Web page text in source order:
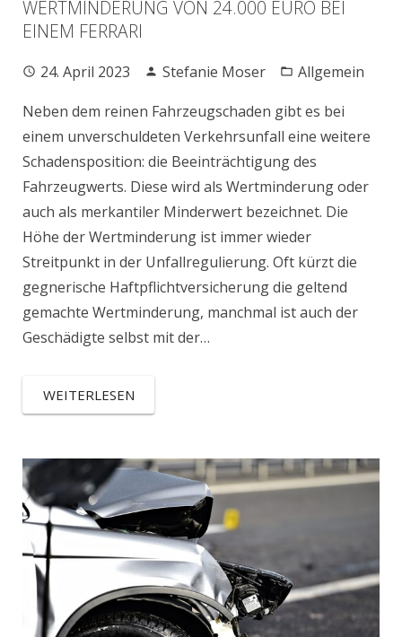
WERTMINDERUNG VON 24.000 EURO BEI
EINEM FERRARI
24. April 2023 Stefanie Moser
Allgemein
Neben dem reinen Fahrzeugschaden gibt es bei
einem unverschuldeten Verkehrsunfall eine weitere
Schadensposition: die Beeinträchtigung des
Fahrzeugwerts. Diese wird als Wertminderung oder
auch als merkantiler Minderwert bezeichnet. Die
Höhe der Wertminderung ist immer wieder
Streitpunkt in der Unfallregulierung. Oft kürzt die
gegnerische Haftpflichtversicherung die geltend
gemachte Wertminderung, manchmal ist auch der
Geschädigte selbst mit der…
WEITERLESEN